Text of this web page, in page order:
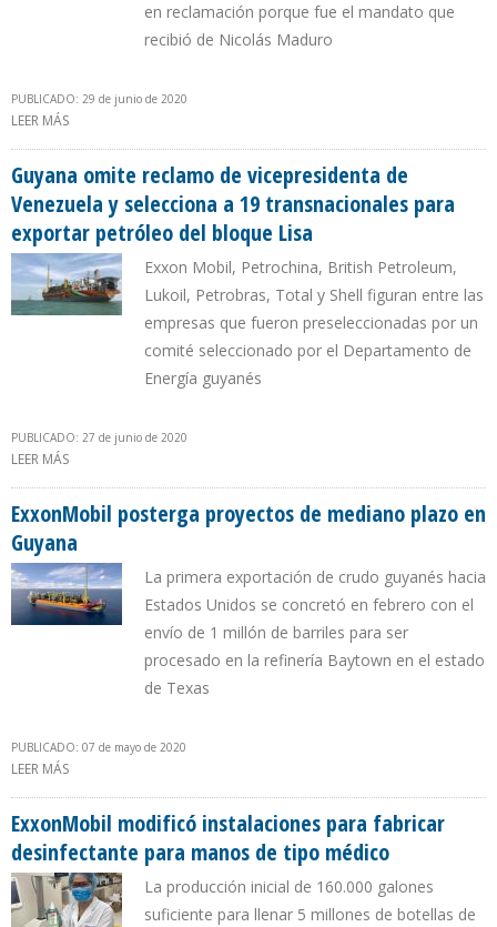
en reclamación porque fue el mandato que
recibió de Nicolás Maduro
PUBLICADO: 29 de junio de 2020
LEER MÁS
Guyana omite reclamo de vicepresidenta de
Venezuela y selecciona a 19 transnacionales para
exportar petróleo del bloque Lisa
Exxon Mobil, Petrochina, British Petroleum,
Lukoil, Petrobras, Total y Shell figuran entre las
empresas que fueron preseleccionadas por un
comité seleccionado por el Departamento de
Energía guyanés
PUBLICADO: 27 de junio de 2020
LEER MÁS
EXPORTAR PETRÓLEO DEL BLOQUE LISA
ExxonMobil posterga proyectos de mediano plazo en
Guyana
La primera exportación de crudo guyanés hacia
Estados Unidos se concretó en febrero con el
envío de 1 millón de barriles para ser
procesado en la refinería Baytown en el estado
de Texas
PUBLICADO: 07 de mayo de 2020
LEER MÁS
ExxonMobil modificó instalaciones para fabricar
desinfectante para manos de tipo médico
La producción inicial de 160.000 galones
suficiente para llenar 5 millones de botellas de